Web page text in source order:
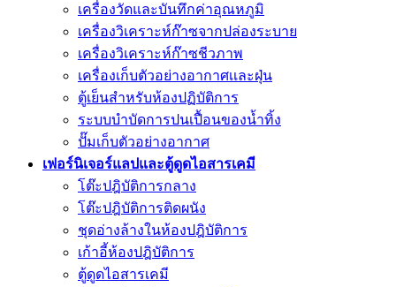
เครื่องวัดและบันทึกค่าอุณหภูมิ
เครื่องวิเคราะห์ก๊าซจากปล่องระบาย
เครื่องวิเคราะห์ก๊าซชีวภาพ
เครื่องเก็บตัวอย่างอากาศเเละฝุ่น
ตู้เย็นสำหรับห้องปฏิบัติการ
ระบบบำบัดการปนเปื้อนของน้ำทิ้ง
ปั๊มเก็บตัวอย่างอากาศ
เฟอร์นิเจอร์แลปและตู้ดูดไอสารเคมี
โต๊ะปฎิบัติการกลาง
โต๊ะปฎิบัติการติดผนัง
ชุดอ่างล้างในห้องปฎิบัติการ
เก้าอี้ห้องปฎิบัติการ
ตู้ดูดไอสารเคมี